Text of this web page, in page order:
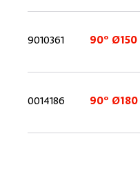
9010361 90° Ø150
0014186 90° Ø180